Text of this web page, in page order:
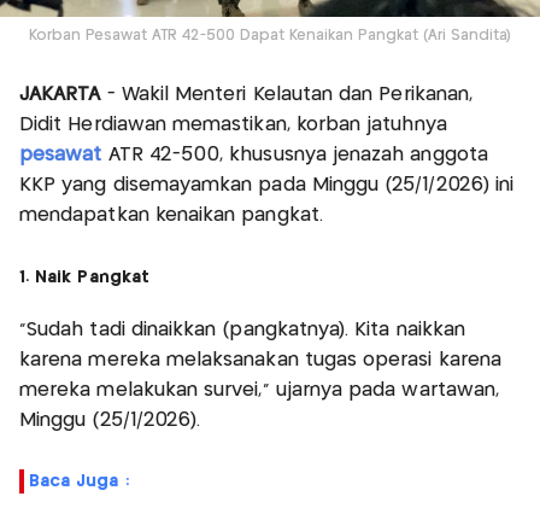
Korban Pesawat ATR 42-500 Dapat Kenaikan Pangkat (Ari Sandita)
JAKARTA- Wakil Menteri Kelautan dan Perikanan,
Didit Herdiawan memastikan, korban jatuhnya
pesawat ATR 42-500, khususnya jenazah anggota
KKP yang disemayamkan pada Minggu (25/1/2026) ini
mendapatkan kenaikan pangkat.
1. Naik Pangkat
"Sudah tadi dinaikkan (pangkatnya). Kita naikkan
karena mereka melaksanakan tugas operasi karena
mereka melakukan survei," ujarnya pada wartawan,
Minggu (25/1/2026).
Baca Juga :